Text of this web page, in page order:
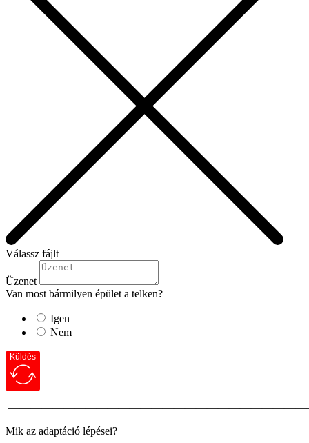
Válassz fájlt
Üzenet
Van most bármilyen épület a telken?
Igen
Nem
Küldés
Mik az adaptáció lépései?